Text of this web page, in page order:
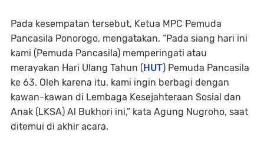
Pada kesempatan tersebut, Ketua MPC Pemuda
Pancasila Ponorogo, mengatakan, “Pada siang hari ini
kami (Pemuda Pancasila) memperingati atau
merayakan Hari Ulang Tahun ( HUT) Pemuda Pancasila
ke 63. Oleh karena itu, kami ingin berbagi dengan
kawan-kawan di Lembaga Kesejahteraan Sosial dan
Anak (LKSA) Al Bukhori ini,” kata Agung Nugroho, saat
ditemui di akhir acara.